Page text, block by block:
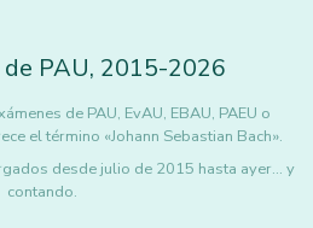
PAU, 2015-2026
de PAU, EvAU, EBAU, PAEU o
el término «Johann Sebastian Bach».
desde julio de 2015 hasta ayer... y
contando.